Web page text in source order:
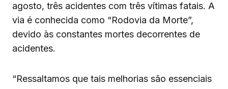
agosto, três acidentes com três vítimas fatais. A
via é conhecida como “Rodovia da Morte”,
devido às constantes mortes decorrentes de
acidentes.
“Ressaltamos que tais melhorias são essenciais